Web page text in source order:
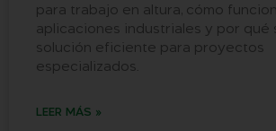
para trabajo en altura, cómo
aplicaciones industriales y por qué
solución eficiente para proyectos
especializados.
LEER MÁS »